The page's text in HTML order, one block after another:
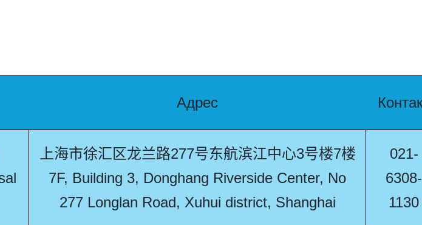
Адрес
上海市徐汇区龙兰路277号东航滨江中心3号楼7楼
7F, Building 3, Donghang Riverside Center, No
277 Longlan Road, Xuhui district, Shanghai
021-
6308-
1130